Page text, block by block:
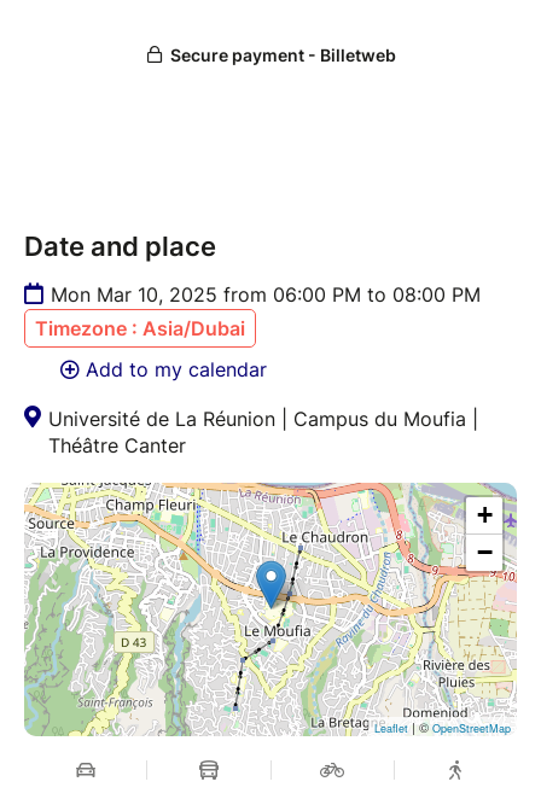
Date and place
Mon Mar 10, 2025 from 06:00 PM to 08:00 PM
Timezone : Asia/Dubai
Add to my calendar
Université de La Réunion | Campus du Moufia |
Théâtre Canter
+
−
Leaflet | ©OpenStreetMap